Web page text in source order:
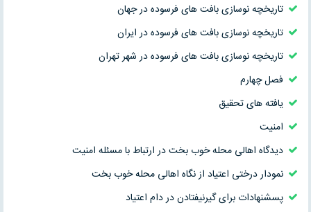
تاریخچه نوسازی بافت های فرسوده در جهان
تاریخچه نوسازی بافت های فرسوده در ایران
تاریخچه نوسازی بافت های فرسوده در شهر تهران
فصل چهارم
یافته های تحقیق
امنیت
دیدگاه اهالی محله خوب بخت در ارتباط با مسئله امنیت
نمودار درختی اعتیاد از نگاه اهالی محله خوب بخت
پسشنهادات برای گیرنیفتادن در دام اعتیاد